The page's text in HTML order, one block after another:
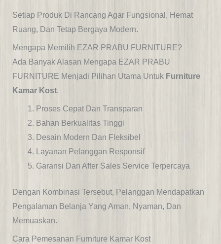
Setiap Produk Di Rancang Agar Fungsional, Hemat
Ruang, Dan Tetap Bergaya Modern.
Mengapa Memilih EZAR PRABU FURNITURE?
Ada Banyak Alasan Mengapa EZAR PRABU
FURNITURE Menjadi Pilihan Utama Untuk Furniture
Kamar Kost.
Proses Cepat Dan Transparan
Bahan Berkualitas Tinggi
Desain Modern Dan Fleksibel
Layanan Pelanggan Responsif
Garansi Dan After Sales Service Terpercaya
Dengan Kombinasi Tersebut, Pelanggan Mendapatkan
Pengalaman Belanja Yang Aman, Nyaman, Dan
Memuaskan.
Cara Pemesanan Furniture Kamar Kost